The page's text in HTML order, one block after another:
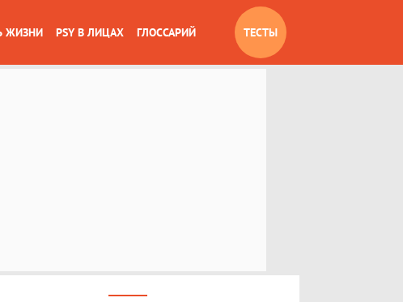
ЖИЗНИ PSY В ЛИЦАХ ГЛОССАРИЙ ТЕСТЫ